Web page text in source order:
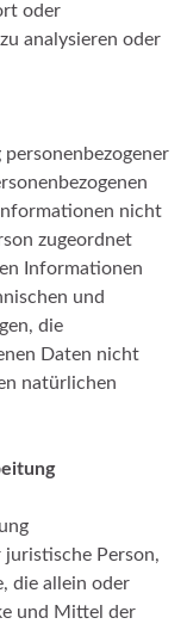
oder
analysieren oder
nicht
zugeordnet
Informationen
und
die
Daten nicht
natürlichen
Person,
die allein oder
und Mittel der